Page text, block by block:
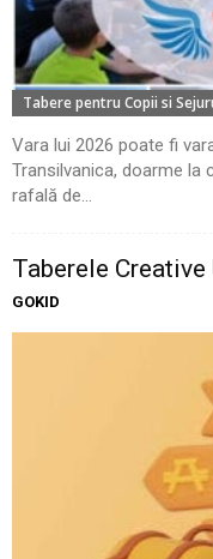
Tabere pentru Copii si
Vara lui 2026 poate fi
Transilvanica, doarme la
rafală de...
Taberele
GOKID